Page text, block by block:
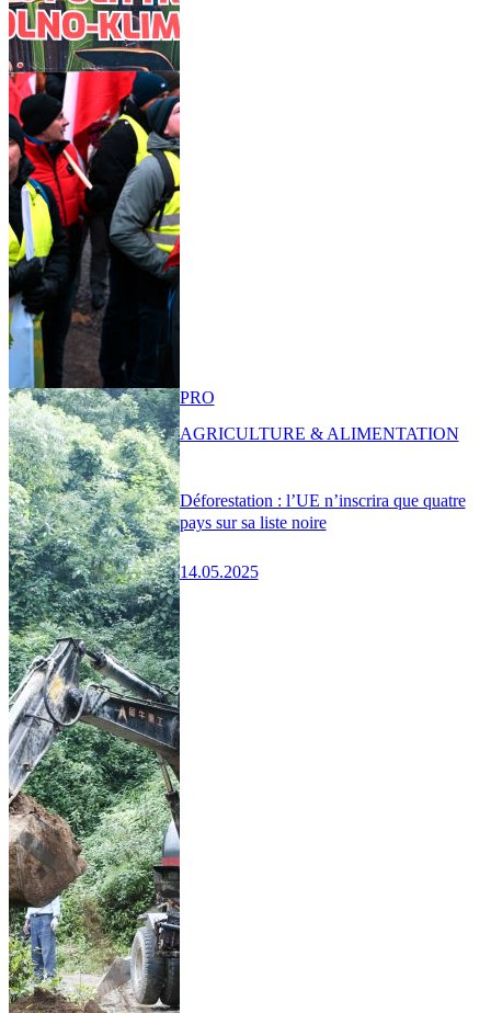
Déforestation : l’UE n’inscrira que quatre
pays sur sa liste noire
14.05.2025
PRO
AGRICULTURE & ALIMENTATION